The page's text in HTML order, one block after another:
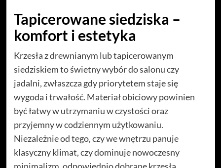
Tapicerowane siedziska –
komfort i estetyka
Krzesła z drewnianym lub tapicerowanym
siedziskiem to świetny wybór do salonu czy
jadalni, zwłaszcza gdy priorytetem staje się
wygoda i trwałość. Materiał obiciowy powinien
być łatwy w utrzymaniu w czystości oraz
przyjemny w codziennym użytkowaniu.
Niezależnie od tego, czy we wnętrzu panuje
klasyczny klimat, czy dominuje nowoczesny